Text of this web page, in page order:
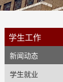
学生工作
新闻动态
学生就业